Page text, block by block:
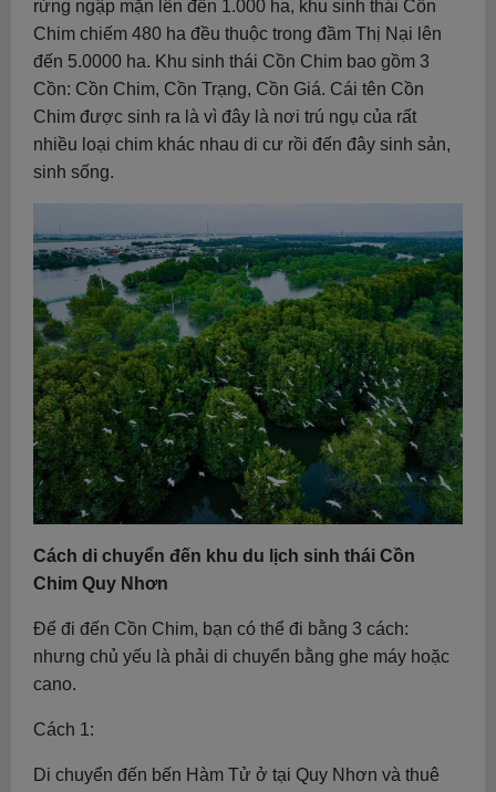
rừng ngập mặn lên đến 1.000 ha, khu sinh thái Cồn
Chim chiếm 480 ha đều thuộc trong đầm Thị Nại lên
đến 5.0000 ha. Khu sinh thái Cồn Chim bao gồm 3
Cồn: Cồn Chim, Cồn Trạng, Cồn Giá. Cái tên Cồn
Chim được sinh ra là vì đây là nơi trú ngụ của rất
nhiều loại chim khác nhau di cư rồi đến đây sinh sản,
sinh sống.
Cách di chuyển đến khu du lịch sinh thái Cồn
Chim Quy Nhơn
Để đi đến Cồn Chim, bạn có thể đi bằng 3 cách:
nhưng chủ yếu là phải di chuyển bằng ghe máy hoặc
cano.
Cách 1:
Di chuyển đến bến Hàm Tử ở tại Quy Nhơn và thuê